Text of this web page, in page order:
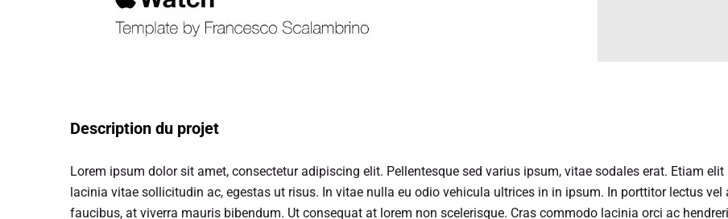
Description du projet
Lorem ipsum dolor sit amet, consectetur adipiscing elit. Pellentesque sed varius ipsum, vitae sodales erat. Etiam elit
lacinia vitae sollicitudin ac, egestas ut risus. In vitae nulla eu odio vehicula ultrices in in ipsum. In porttitor lectus vel
faucibus, at viverra mauris bibendum. Ut consequat at lorem non scelerisque. Cras commodo lacinia orci ac